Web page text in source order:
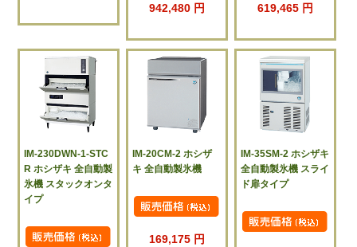
942,480 円 619,465 円
IM-230DWN-1-STC
R ホシザキ 全自動製
氷機 スタックオンタ
イプ
IM-20CM-2 ホシザ
キ 全自動製氷機
169,175 円
IM-35SM-2 ホシザキ
全自動製氷機 スライ
ド扉タイプ